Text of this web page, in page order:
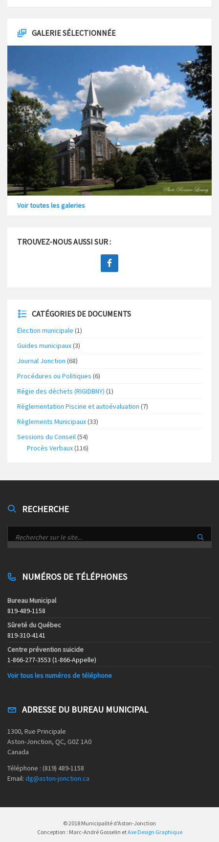
GALERIE SÉLECTIONNÉE
Voir toutes les galeries
TROUVEZ-NOUS AUSSI SUR :
CATÉGORIES DE DOCUMENTS
Élection municipale (1)
Guides municipaux(3)
Journal Jonction (68)
Procédures ou Politiques (6)
Régie des déchets (RIGIDBNY) (1)
Règlementation Piscine et autoévaluation (7)
Règlements Municipaux(33)
Sessions du Conseil(54)
Procès Verbaux(116)
RECHERCHE
NUMÉROS DE TÉLÉPHONES
Bureau Municipal
819-489-1158
Sûreté du Québec
819-310-4141
Centre prévention suicide
1-866-277-3553 (1-866-Appelle)
Voir tous les numéros de téléphone
ADRESSE DU BUREAU MUNICIPAL
1300, Rue Principale
Aston-Jonction, QC, G0Z 1A0
Canada
Téléphone : (819) 489-1158
Email: dg@aston-jonction.ca
© 2018 Municipalité d'Aston-Jonction
Conception : Marc-André Gosselin etAxe Design Graphique